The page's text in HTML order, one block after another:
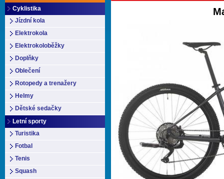
Cyklistika
Jízdní kola
Elektrokola
Elektrokoloběžky
Doplňky
Oblečení
Rotopedy a trenažery
Helmy
Dětské sedačky
Letní sporty
Turistika
Fotbal
Tenis
Squash